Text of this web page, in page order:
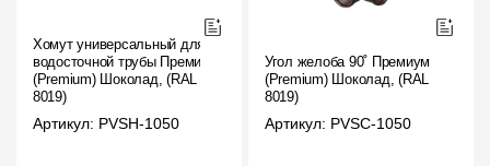
Хомут универсальный для
водосточной трубы Премиум
(Premium) Шоколад, (RAL
8019)
Артикул: PVSH-1050
Угол желоба 90˚ Премиум
(Premium) Шоколад, (RAL
8019)
Артикул: PVSC-1050